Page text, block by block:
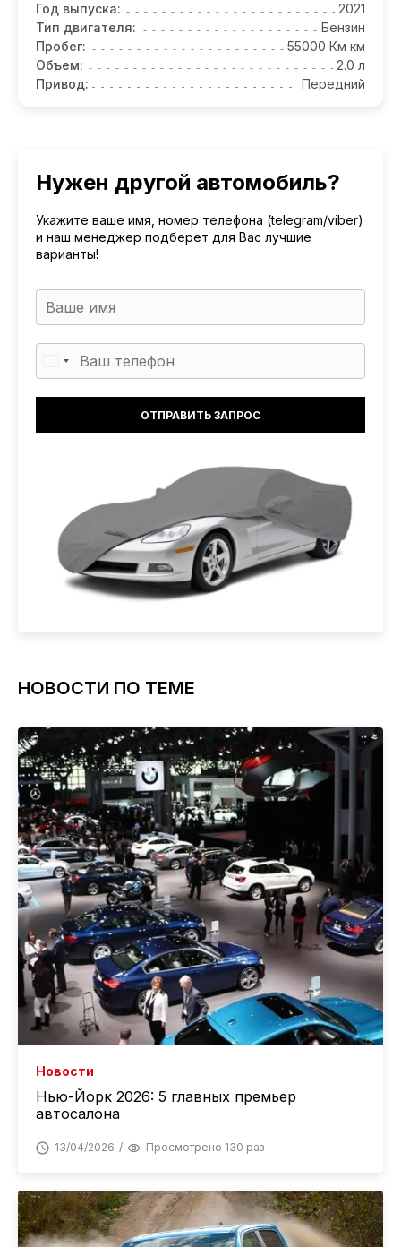
Год выпуска:
2021
Тип двигателя:
Бензин
Пробег:
55000 Км км
Объем:
2.0 л
Привод:
Передний
Нужен другой автомобиль?
Укажите ваше имя, номер телефона (telegram/viber)
и наш менеджер подберет для Вас лучшие
варианты!
НОВОСТИ ПО ТЕМЕ
Новости
Нью-Йорк 2026: 5 главных премьер
автосалона
13/04/2026 Просмотрено 130 раз